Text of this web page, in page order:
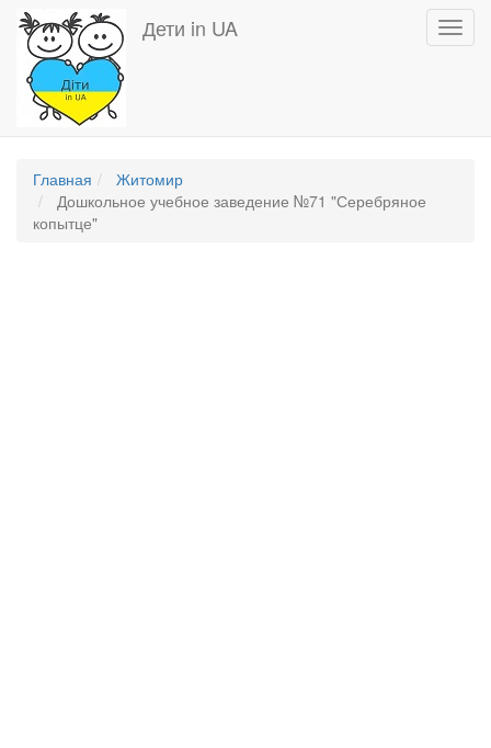
Перейти
основному
содержанию
Дети in UA
Главная
Житомир
Дошкольное учебное заведение №71 "Серебряное
копытце"